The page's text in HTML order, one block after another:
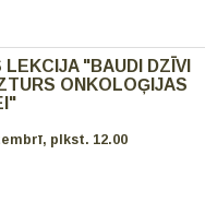
LEKCIJA "BAUDI DZĪVI
ONKOLOĢIJAS
plkst. 12.00